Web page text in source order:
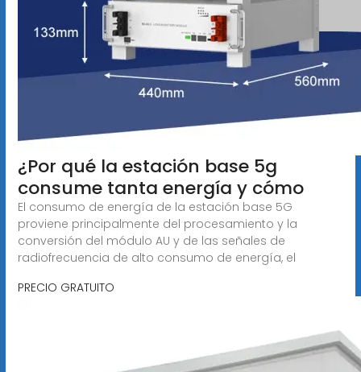
¿Por qué la estación base 5g
consume tanta energía y cómo
El consumo de energía de la estación base 5G
proviene principalmente del procesamiento y la
conversión del módulo AU y de las señales de
radiofrecuencia de alto consumo de energía, el
PRECIO GRATUITO